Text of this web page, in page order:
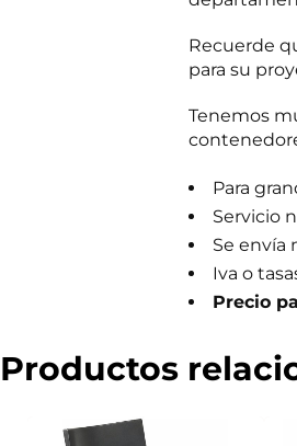
Recuerde
para su
Tenemos
Para
Servicio
Se envía
Iva o
Precio
Productos